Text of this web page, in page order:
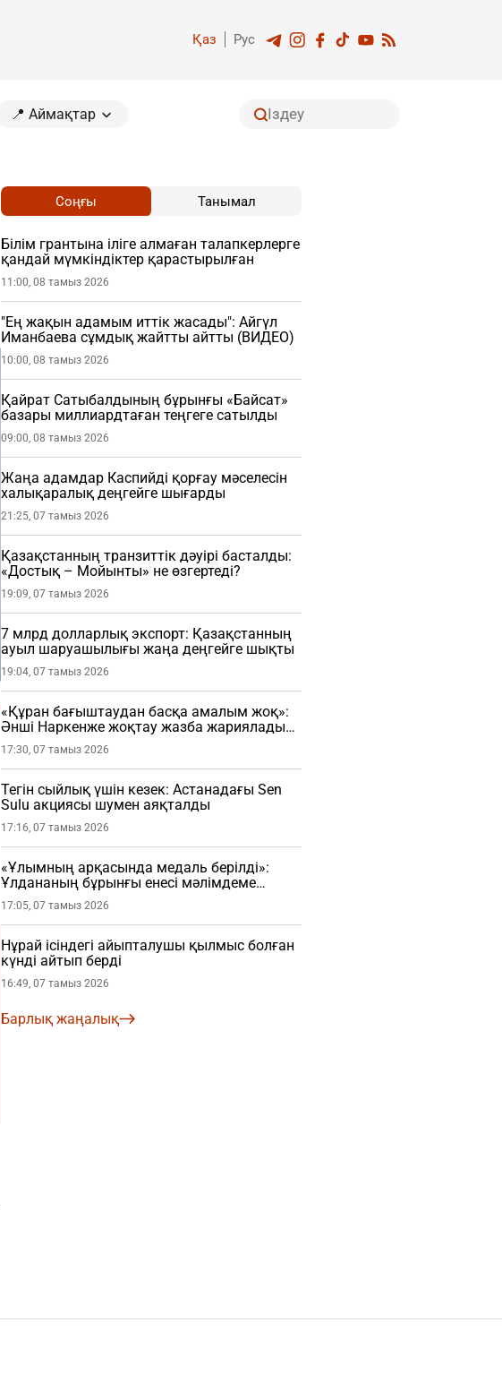
Қаз Рус
📍 Аймақтар
Соңғы Танымал
Білім грантына іліге алмаған талапкерлерге
қандай мүмкіндіктер қарастырылған
11:00, 08 тамыз 2026
"Ең жақын адамым иттік жасады": Айгүл
Иманбаева сұмдық жайтты айтты (ВИДЕО)
10:00, 08 тамыз 2026
Қайрат Сатыбалдының бұрынғы «Байсат»
базары миллиардтаған теңгеге сатылды
09:00, 08 тамыз 2026
Жаңа адамдар Каспийді қорғау мәселесін
халықаралық деңгейге шығарды
21:25, 07 тамыз 2026
Қазақстанның транзиттік дәуірі басталды:
«Достық – Мойынты» не өзгертеді?
19:09, 07 тамыз 2026
7 млрд долларлық экспорт: Қазақстанның
ауыл шаруашылығы жаңа деңгейге шықты
19:04, 07 тамыз 2026
«Құран бағыштаудан басқа амалым жоқ»:
Әнші Наркенже жоқтау жазба жариялады
(ФОТО)
17:30, 07 тамыз 2026
Тегін сыйлық үшін кезек: Астанадағы Sen
Sulu акциясы шумен аяқталды
17:16, 07 тамыз 2026
«Ұлымның арқасында медаль берілді»:
Ұлдананың бұрынғы енесі мәлімдеме
жасады (ВИДЕО)
17:05, 07 тамыз 2026
Нұрай ісіндегі айыпталушы қылмыс болған
күнді айтып берді
16:49, 07 тамыз 2026
Барлық жаңалық